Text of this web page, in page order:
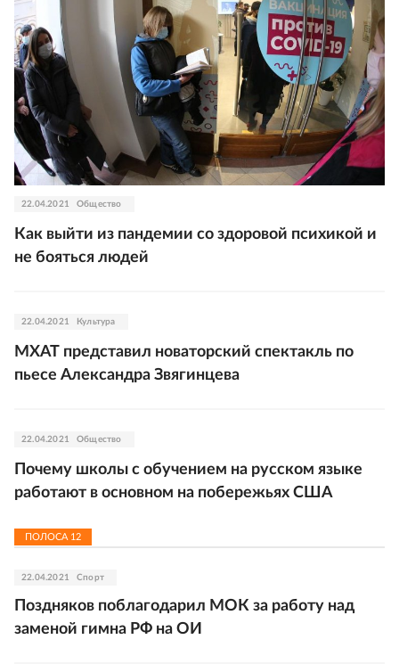
22.04.2021 Общество
Как выйти из пандемии со здоровой психикой и
не бояться людей
22.04.2021 Культура
МХАТ представил новаторский спектакль по
пьесе Александра Звягинцева
22.04.2021 Общество
Почему школы с обучением на русском языке
работают в основном на побережьях США
ПОЛОСА 12
22.04.2021 Спорт
Поздняков поблагодарил МОК за работу над
заменой гимна РФ на ОИ